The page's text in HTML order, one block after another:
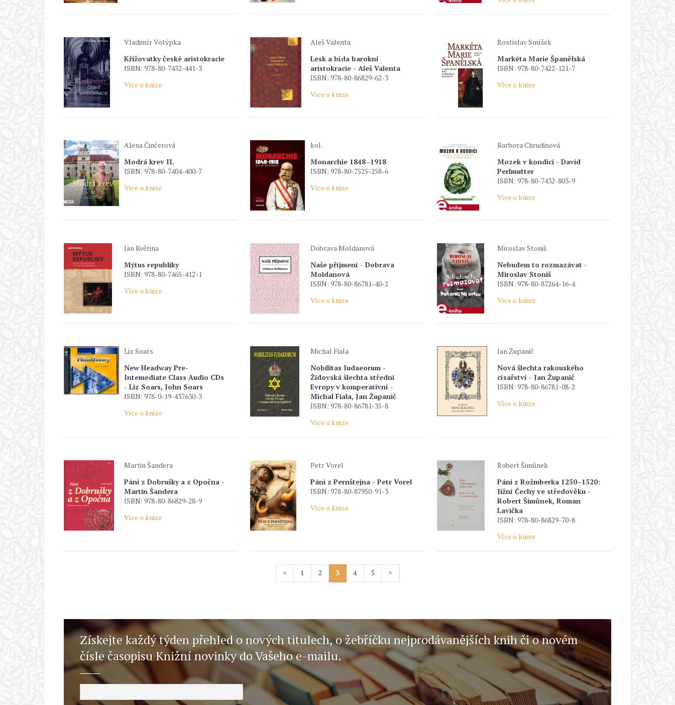
Vladimír Votýpka
Křižovatky české aristokracie
ISBN: 978-80-7432-441-3
Více o knize
Aleš Valenta
Lesk a bída barokní
aristokracie - Aleš Valenta
ISBN: 978-80-86829-62-3
Více o knize
Rostislav Smíšek
Markéta Marie Španělská
ISBN: 978-80-7422-121-7
Více o knize
Alena Činčerová
Modrá krev II.
ISBN: 978-80-7404-400-7
Více o knize
kol.
Monarchie 1848–1918
ISBN: 978-80-7525-258-6
Více o knize
Barbora Chrudinová
Mozek v kondici - David
Perlmutter
ISBN: 978-80-7432-803-9
Více o knize
Jan Květina
Mýtus republiky
ISBN: 978-80-7465-412-1
Více o knize
Dobrava Moldanová
Naše příjmení - Dobrava
Moldanová
ISBN: 978-80-86781-40-2
Více o knize
Miroslav Stoniš
Nebudem to rozmazávat -
Miroslav Stoniš
ISBN: 978-80-87264-16-4
Více o knize
Liz Soars
New Headway Pre-
Intemediate Class Audio CDs
- Liz Soars, John Soars
ISBN: 978-0-19-437630-3
Více o knize
Michal Fiala
Nobilitas Iudaeorum -
Židovská šlechta střední
Evropy v komperativní -
Michal Fiala, Jan Županič
ISBN: 978-80-86781-35-8
Více o knize
Jan Županič
Nová šlechta rakouského
císařství - Jan Županič
ISBN: 978-80-86781-08-2
Více o knize
Martin Šandera
Páni z Dobrušky a z Opočna -
Martin Šandera
ISBN: 978-80-86829-28-9
Více o knize
Petr Vorel
Páni z Pernštejna - Petr Vorel
ISBN: 978-80-87950-91-3
Více o knize
Robert Šimůnek
Páni z Rožmberka 1250–1520:
Jižní Čechy ve středověku -
Robert Šimůnek, Roman
Lavička
ISBN: 978-80-86829-70-8
Více o knize
< 1 2 3 4 5 >
Získejte každý týden přehled o nových titulech, o žebříčku nejprodávanějších knih či o novém
čísle časopisu Knižní novinky do Vašeho e-mailu.